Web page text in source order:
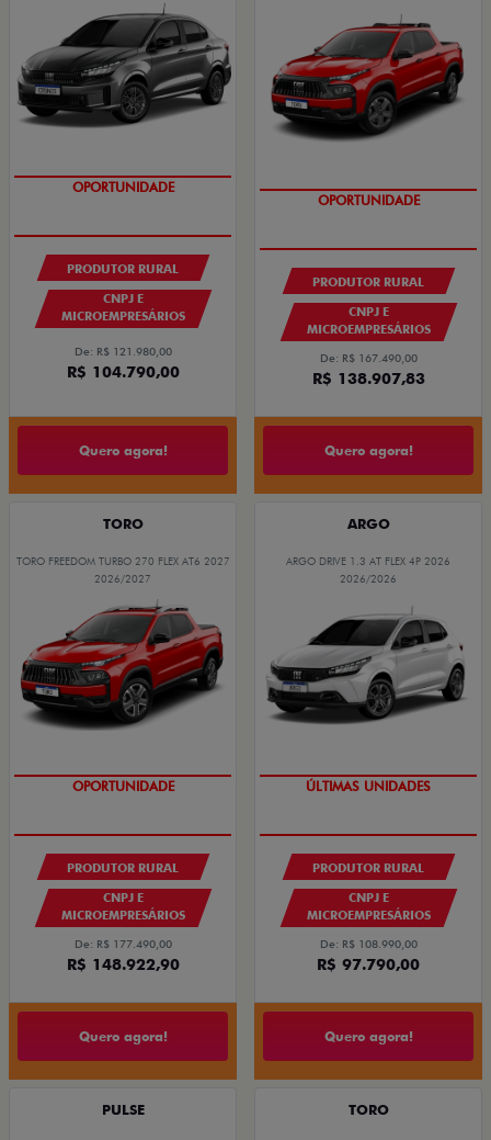
GRANDE CHANCE FIAT
PRODUTOR RURAL
CNPJ E
MICROEMPRESÁRIOS
De: R$ 121.980,00
R$ 104.790,00
Quero agora!
GRANDE CHANCE FIAT
PRODUTOR RURAL
CNPJ E
MICROEMPRESÁRIOS
De: R$ 167.490,00
R$ 138.907,83
Quero agora!
TORO
TORO FREEDOM TURBO 270 FLEX AT6 2027
2026/2027
GRANDE CHANCE FIAT
PRODUTOR RURAL
CNPJ E
MICROEMPRESÁRIOS
De: R$ 177.490,00
R$ 148.922,90
Quero agora!
ARGO
ARGO DRIVE 1.3 AT FLEX 4P 2026
2026/2026
GRANDE CHANCE FIAT
PRODUTOR RURAL
CNPJ E
MICROEMPRESÁRIOS
De: R$ 108.990,00
R$ 97.790,00
Quero agora!
PULSE TORO